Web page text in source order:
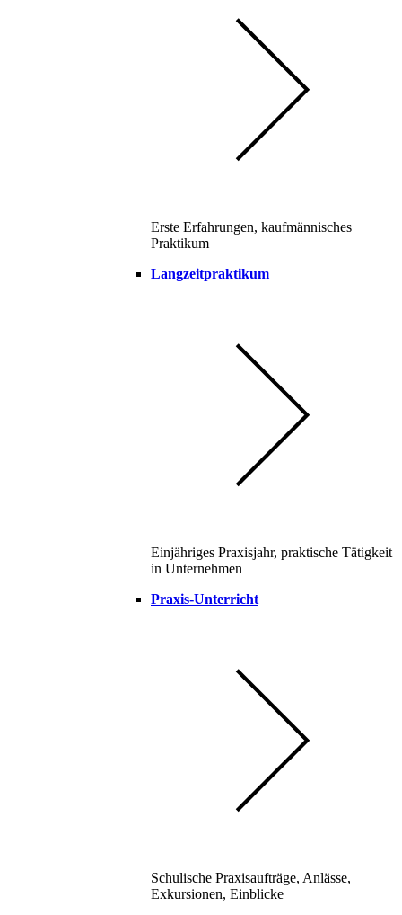
Erste Erfahrungen, kaufmännisches
Praktikum
Langzeitpraktikum
Einjähriges Praxisjahr, praktische Tätigkeit
in Unternehmen
Praxis-Unterricht
Schulische Praxisaufträge, Anlässe,
Exkursionen, Einblicke